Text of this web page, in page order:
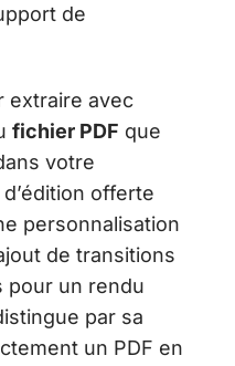
de
extraire avec
fichier PDF que
votre
offerte
personnalisation
de transitions
pour un rendu
par sa
un PDF en